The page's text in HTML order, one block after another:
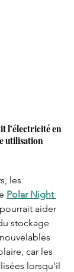
l’électricité en
utilisation
les
Polar Night
aider
stockage
car les
lorsqu'il